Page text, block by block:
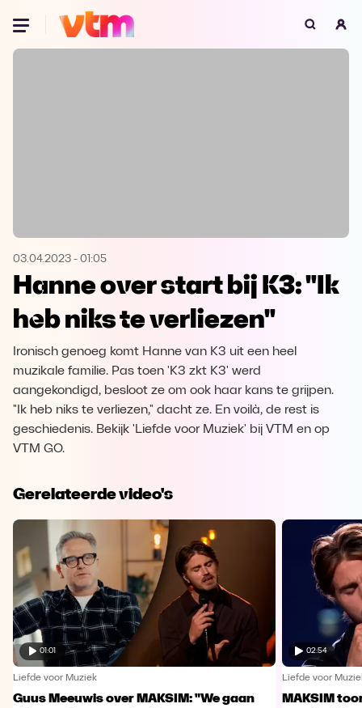
Oeps, browser niet ondersteund
Microsoft Edge Download
Opera Download
03.04.2023 - 01:05
Hanne over start bij K3: "Ik
heb niks te verliezen"
Ironisch genoeg komt Hanne van K3 uit een heel
muzikale familie. Pas toen 'K3 zkt K3' werd
aangekondigd, besloot ze om ook haar kans te grijpen.
"Ik heb niks te verliezen," dacht ze. En voilà, de rest is
geschiedenis. Bekijk 'Liefde voor Muziek' bij VTM en op
VTM GO.
Gerelateerde video's
01:01
Liefde voor Muziek
Guus Meeuwis over MAKSIM: "We gaan
02:54
Liefde voor
MAKSIM